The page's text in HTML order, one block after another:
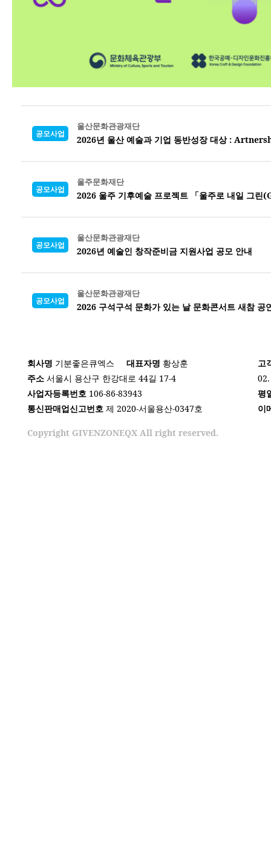
공모사업
울산문화관광재단
2026년 울산 예술과 기업 동반성장 대상 :
공모사업
울주문화재단
2026 울주 기후예술 프로젝트 「울주로 내일 그린
공모사업
울산문화관광재단
2026년 예술인 창작준비금 지원사업 공모 안내
공모사업
울산문화관광재단
2026 구석구석 문화가 있는 날 문화콘서트 새참 공
회사명 기분좋은큐엑스 대표자명 황상훈
주소 서울시 용산구 한강대로 44길 17-4
사업자등록번호 106-86-83943
통신판매업신고번호 제 2020-서울용산-0347호
Copyright GIVENZONEQX All right reserved.
고
평
이